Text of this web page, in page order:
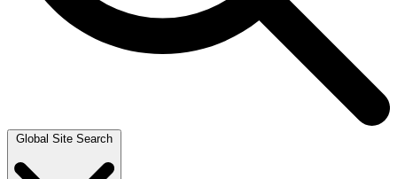
Global Site Search